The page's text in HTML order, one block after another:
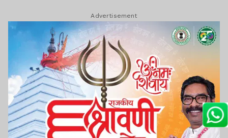
Advertisement